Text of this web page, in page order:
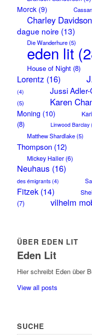
Morck(9)
Charley Davidson
dague noire (13)
Die Wanderhure(5)
eden lit
House of Night(8)
Lorentz(16)
(4)
Jussi
(5)
Karen
Moning (10)
(8)
Linwood Barclay
Matthew Shardlake(5)
Thompson(12)
Mickey Haller(6)
Neuhaus(16)
des émigrants(4)
Fitzek(14)
(7)
vilhelm
ÜBER EDEN LIT
Eden Lit
Hier schreibt Eden über
View all posts
SUCHE